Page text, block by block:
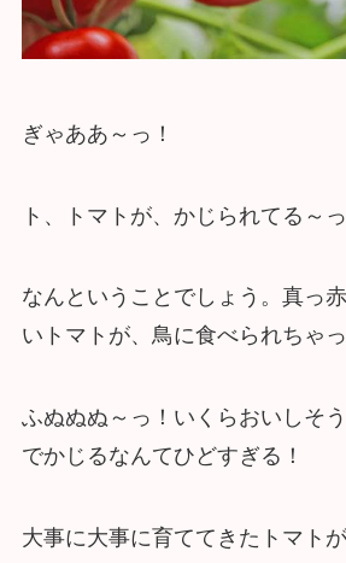
ぎゃああ～っ！
ト、トマトが、かじられてる～
なんということでしょう。真っ
いトマトが、鳥に食べられちゃ
ふぬぬぬ～っ！いくらおいしそ
でかじるなんてひどすぎる！
大事に大事に育ててきたトマト